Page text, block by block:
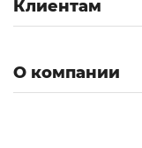
Клиентам
О компании